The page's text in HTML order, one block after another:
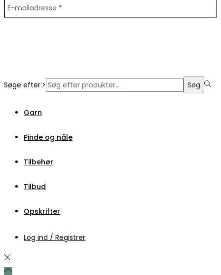
Søge efter:> Søg
Garn
Pinde og nåle
Tilbehør
Tilbud
Opskrifter
Log ind / Registrer